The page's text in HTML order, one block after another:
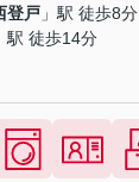
登戸 」駅 徒歩8分
駅 徒歩14分